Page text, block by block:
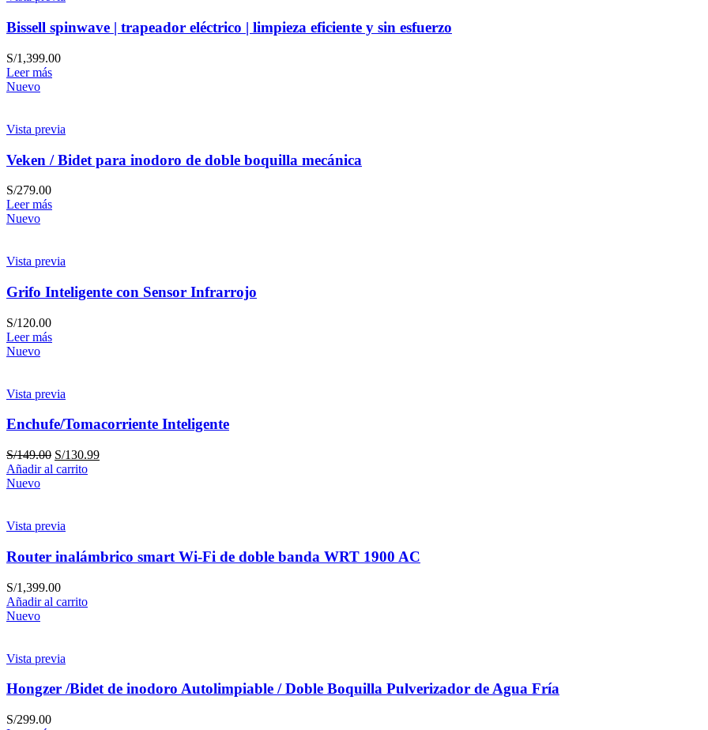
Bissell spinwave | trapeador eléctrico | limpieza eficiente y sin esfuerzo
S/1,399.00
Leer más
Nuevo
Vista previa
Veken / Bidet para inodoro de doble boquilla mecánica
S/279.00
Leer más
Nuevo
Vista previa
Grifo Inteligente con Sensor Infrarrojo
S/120.00
Leer más
Nuevo
Vista previa
Enchufe/Tomacorriente Inteligente
S/149.00 S/130.99
Añadir al carrito
Nuevo
Vista previa
Router inalámbrico smart Wi-Fi de doble banda WRT 1900 AC
S/1,399.00
Añadir al carrito
Nuevo
Vista previa
Hongzer /Bidet de inodoro Autolimpiable / Doble Boquilla Pulverizador de Agua Fría
S/299.00